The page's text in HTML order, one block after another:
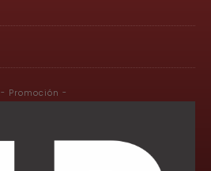
- Promoción -